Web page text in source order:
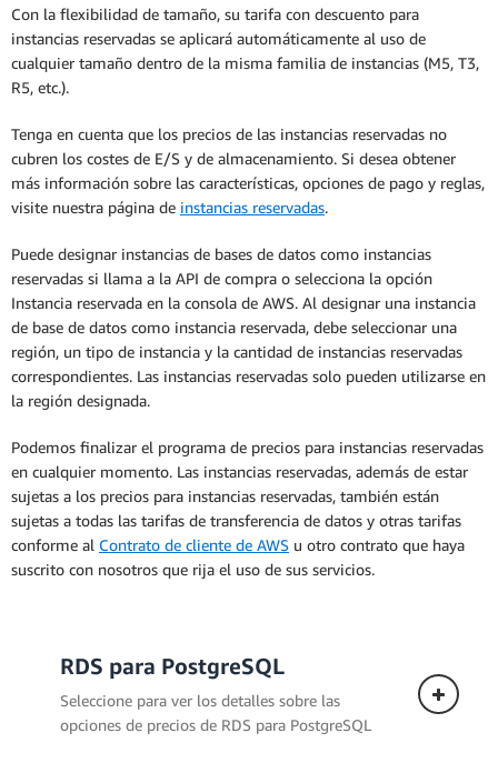
Con la flexibilidad de tamaño, su tarifa con descuento para
instancias reservadas se aplicará automáticamente al uso de
cualquier tamaño dentro de la misma familia de instancias (M5, T3,
R5, etc.).
Tenga en cuenta que los precios de las instancias reservadas no
cubren los costes de E/S y de almacenamiento. Si desea obtener
más información sobre las características, opciones de pago y reglas,
visite nuestra página de instancias reservadas.
Puede designar instancias de bases de datos como instancias
reservadas si llama a la API de compra o selecciona la opción
Instancia reservada en la consola de AWS. Al designar una instancia
de base de datos como instancia reservada, debe seleccionar una
región, un tipo de instancia y la cantidad de instancias reservadas
correspondientes. Las instancias reservadas solo pueden utilizarse en
la región designada.
Podemos finalizar el programa de precios para instancias reservadas
en cualquier momento. Las instancias reservadas, además de estar
sujetas a los precios para instancias reservadas, también están
sujetas a todas las tarifas de transferencia de datos y otras tarifas
conforme al Contrato de cliente de AWS u otro contrato que haya
suscrito con nosotros que rija el uso de sus servicios.
RDS para PostgreSQL
Seleccione para ver los detalles sobre las
opciones de precios de RDS para PostgreSQL